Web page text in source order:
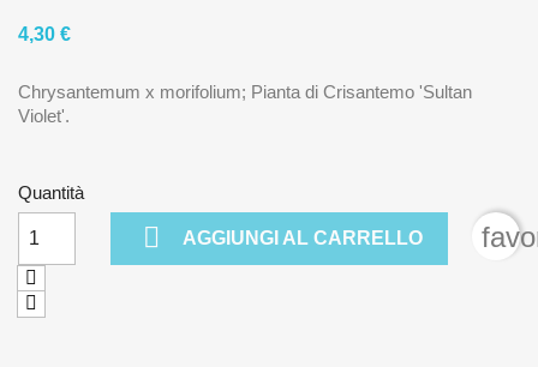
4,30 €
Chrysantemum x morifolium; Pianta di Crisantemo 'Sultan
Violet'.
Quantità
 AGGIUNGI AL CARRELLO